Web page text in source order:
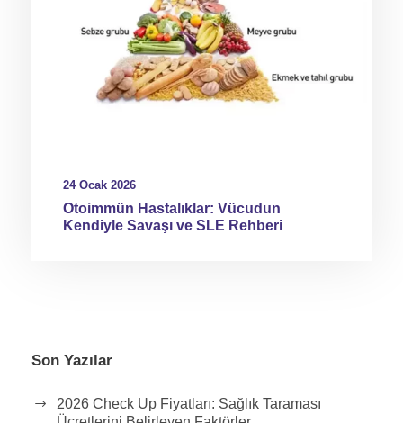
24 Ocak 2026
Otoimmün Hastalıklar: Vücudun
Kendiyle Savaşı ve SLE Rehberi
Son Yazılar
2026 Check Up Fiyatları: Sağlık Taraması